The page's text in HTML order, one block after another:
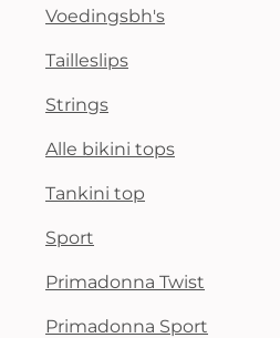
Voedingsbh's
Tailleslips
Strings
Alle bikini tops
Tankini top
Sport
Primadonna Twist
Primadonna Sport